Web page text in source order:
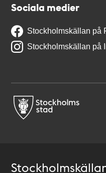
Sociala medier
Stockholmskällan på
Stockholmskällan på